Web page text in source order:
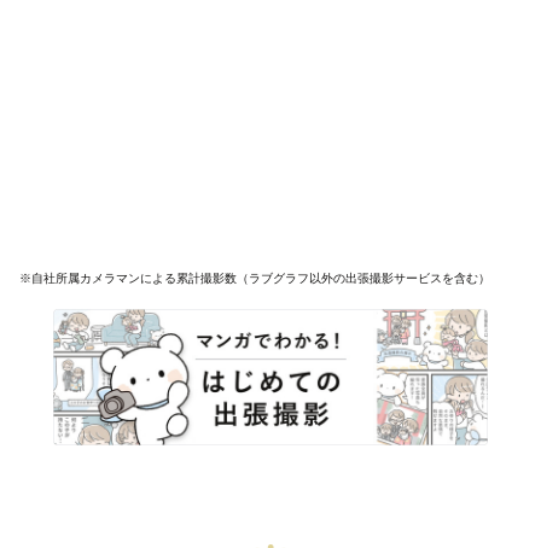
※自社所属カメラマンによる累計撮影数（ラブグラフ以外の出張撮影サービスを含む）